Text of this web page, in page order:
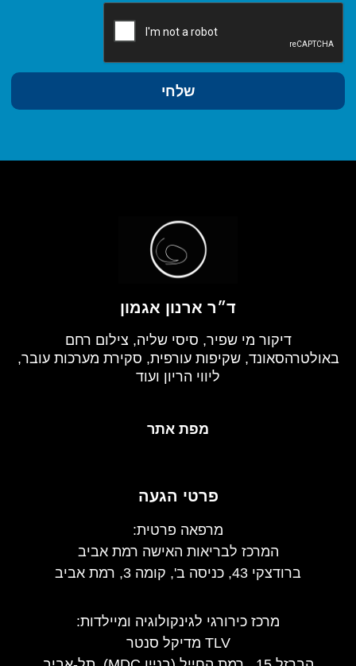
שלחי
ד״ר ארנון אגמון
דיקור מי שפיר, סיסי שליה, צילום רחם
באולטרהסאונד, שקיפות עורפית, סקירת מערכות עובר,
ליווי הריון ועוד
מפת אתר
פרטי הגעה
מרפאה פרטית:
המרכז לבריאות האישה רמת אביב
ברודצקי 43, כניסה ב', קומה 3, רמת אביב
מרכז כירורגי לגינקולוגיה ומיילדות:
TLV מדיקל סנטר